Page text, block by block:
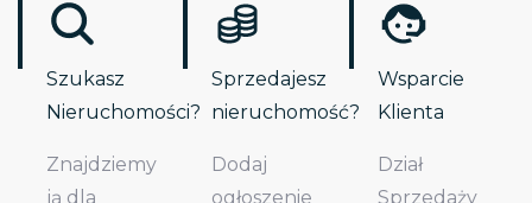
Szukasz
Nieruchomości?
Znajdziemy
ją dla
Sprzedajesz
nieruchomość?
Dodaj
ogłoszenie
Wsparcie
Klienta
Dział
Sprzedaży